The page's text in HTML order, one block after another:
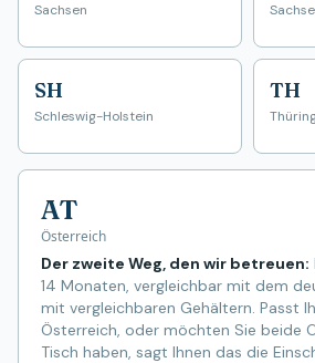
Sachsen
SH
Schleswig-Holstein
TH
AT
Österreich
Der zweite Weg, den wir betreuen:
14 Monaten, vergleichbar mit dem
mit vergleichbaren Gehältern. Passt
Österreich, oder möchten Sie beide
Tisch haben, sagt Ihnen das die